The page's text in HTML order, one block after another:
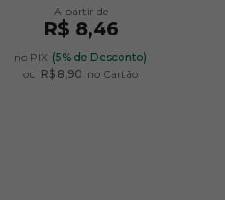
R$ 8,46
no PIX (5% de Desconto)
ou R$ 8,90 no Cartão